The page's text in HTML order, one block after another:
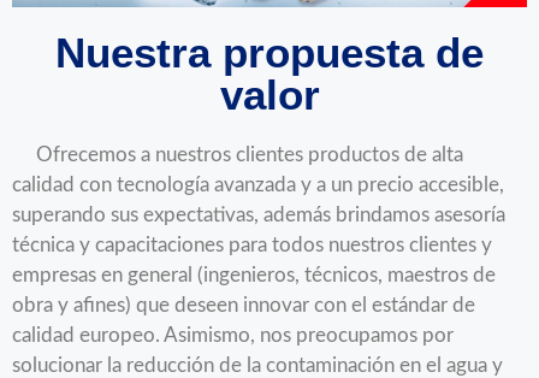
Nuestra propuesta de
valor
Ofrecemos a nuestros clientes productos de alta
calidad con tecnología avanzada y a un precio accesible,
superando sus expectativas, además brindamos asesoría
técnica y capacitaciones para todos nuestros clientes y
empresas en general (ingenieros, técnicos, maestros de
obra y afines) que deseen innovar con el estándar de
calidad europeo. Asimismo, nos preocupamos por
solucionar la reducción de la contaminación en el agua y